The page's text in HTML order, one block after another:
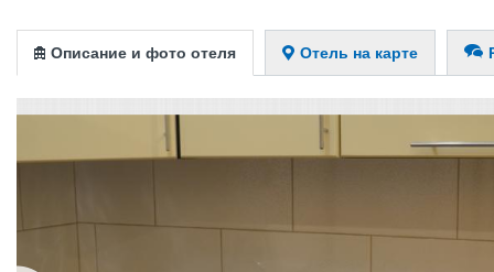
Описание и фото отеля Отель на карте